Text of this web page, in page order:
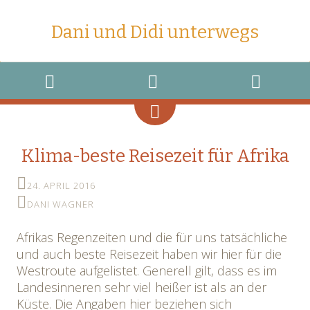
Dani und Didi unterwegs
MENU
WIDGETS
SEARCH
Klima-beste Reisezeit für Afrika
24. APRIL 2016
DANI WAGNER
Afrikas Regenzeiten und die für uns tatsächliche
und auch beste Reisezeit haben wir hier für die
Westroute aufgelistet. Generell gilt, dass es im
Landesinneren sehr viel heißer ist als an der
Küste. Die Angaben hier beziehen sich